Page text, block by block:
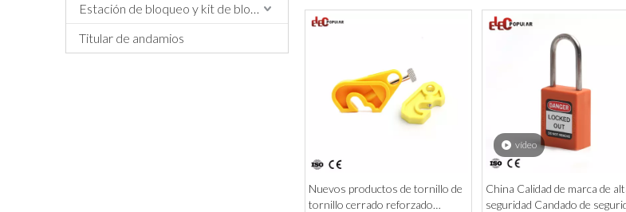
Estación de bloqueo y kit de bloqueo
Titular de andamios
Nuevos productos de tornillo de
tornillo cerrado reforzado
vídeo
China Calidad de marca de
seguridad Candado de